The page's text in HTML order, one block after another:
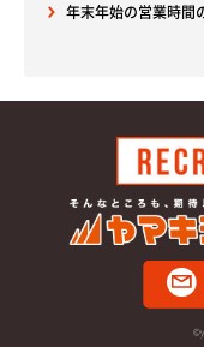
年末年始の営業時間